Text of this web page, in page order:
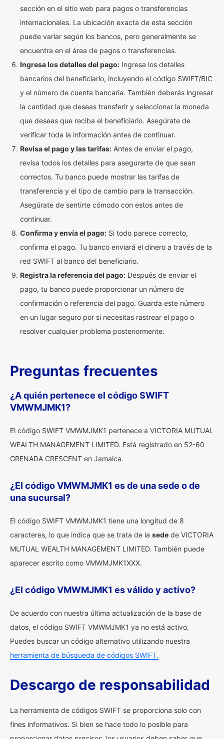
sección en el sitio web para pagos o transferencias
internacionales. La ubicación exacta de esta sección
puede variar según los bancos, pero generalmente se
encuentra en el área de pagos o transferencias.
Ingresa los detalles del pago: Ingresa los detalles
bancarios del beneficiario, incluyendo el código SWIFT/BIC
y el número de cuenta bancaria. También deberás ingresar
la cantidad que deseas transferir y seleccionar la moneda
que deseas que reciba el beneficiario. Asegúrate de
verificar toda la información antes de continuar.
Revisa el pago y las tarifas: Antes de enviar el pago,
revisa todos los detalles para asegurarte de que sean
correctos. Tu banco puede mostrar las tarifas de
transferencia y el tipo de cambio para la transacción.
Asegúrate de sentirte cómodo con estos antes de
continuar.
Confirma y envía el pago: Si todo parece correcto,
confirma el pago. Tu banco enviará el dinero a través de la
red SWIFT al banco del beneficiario.
Registra la referencia del pago: Después de enviar el
pago, tu banco puede proporcionar un número de
confirmación o referencia del pago. Guarda este número
en un lugar seguro por si necesitas rastrear el pago o
resolver cualquier problema posteriormente.
Preguntas frecuentes
¿A quién pertenece el código SWIFT
VMWMJMK1?
El código SWIFT VMWMJMK1 pertenece a VICTORIA MUTUAL
WEALTH MANAGEMENT LIMITED. Está registrado en 52-60
GRENADA CRESCENT en Jamaica.
¿El código VMWMJMK1 es de una sede o de
una sucursal?
El código SWIFT VMWMJMK1 tiene una longitud de 8
caracteres, lo que indica que se trata de la sede de VICTORIA
MUTUAL WEALTH MANAGEMENT LIMITED. También puede
aparecer escrito como VMWMJMK1XXX.
¿El código VMWMJMK1 es válido y activo?
De acuerdo con nuestra última actualización de la base de
datos, el código SWIFT VMWMJMK1 ya no está activo.
Puedes buscar un código alternativo utilizando nuestra
herramienta de búsqueda de códigos SWIFT.
Descargo de responsabilidad
La herramienta de códigos SWIFT se proporciona solo con
fines informativos. Si bien se hace todo lo posible para